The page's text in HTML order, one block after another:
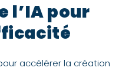
l’IA pour
accélérer la création